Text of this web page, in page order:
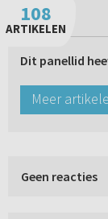
108
ARTIKELEN
Dit panellid
Meer
Geen reacties